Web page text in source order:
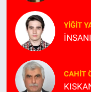
YIĞIT
CAHIT